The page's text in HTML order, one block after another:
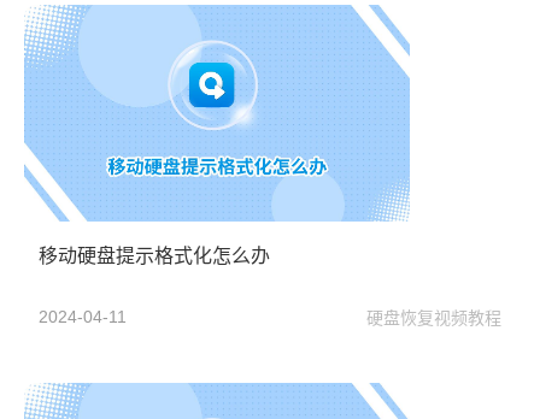
移动硬盘提示格式化怎么办
2024-04-11 硬盘恢复视频教程